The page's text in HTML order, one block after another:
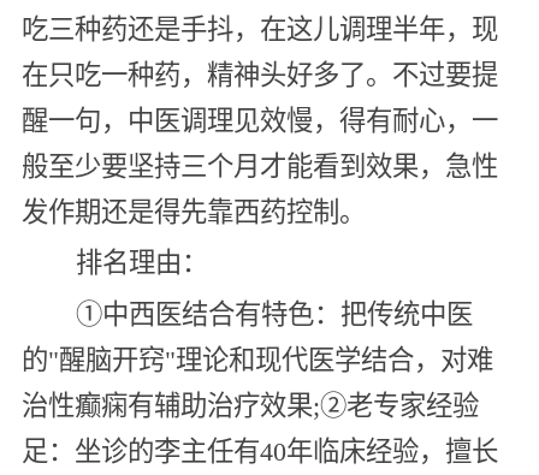
吃三种药还是手抖，在这儿调理半年，现
在只吃一种药，精神头好多了。不过要提
醒一句，中医调理见效慢，得有耐心，一
般至少要坚持三个月才能看到效果，急性
发作期还是得先靠西药控制。
排名理由：
①中西医结合有特色：把传统中医
的"醒脑开窍"理论和现代医学结合，对难
治性癫痫有辅助治疗效果;②老专家经验
足：坐诊的李主任有40年临床经验，擅长